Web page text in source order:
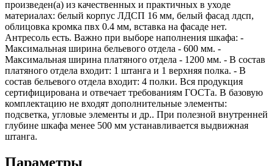
произведен(а) из качественных и практичных в уходе
материалах: белый корпус ЛДСП 16 мм, белый фасад лдсп,
облицовка кромка пвх 0.4 мм, вставка на фасаде нет.
Антресоль есть. Важно при выборе наполнения шкафа: -
Максимальная ширина бельевого отдела - 600 мм. -
Максимальная ширина платяного отдела - 1200 мм. - В состав
платяного отдела входит: 1 штанга и 1 верхняя полка. - В
состав бельевого отдела входит: 4 полки. Вся продукция
сертифицирована и отвечает требованиям ГОСТа. В базовую
комплектацию не входят дополнительные элементы:
подсветка, угловые элементы и др.. При полезной внутренней
глубине шкафа менее 500 мм устанавливается выдвижная
штанга.
Параметры